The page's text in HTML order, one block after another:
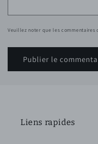
Veuillez noter que les
Liens rapides